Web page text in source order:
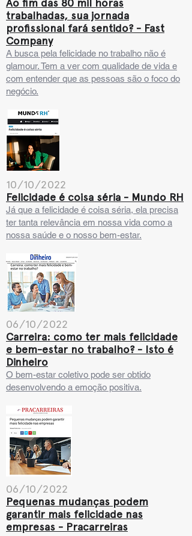
Ao fim das 80 mil horas
trabalhadas, sua jornada
profissional fará sentido? - Fast
Company
A busca pela felicidade no trabalho não é
glamour. Tem a ver com qualidade de vida e
com entender que as pessoas são o foco do
negócio.
10/10/2022
Felicidade é coisa séria - Mundo RH
Já que a felicidade é coisa séria, ela precisa
ter tanta relevância em nossa vida como a
nossa saúde e o nosso bem-estar.
06/10/2022
Carreira: como ter mais felicidade
e bem-estar no trabalho? - Isto é
Dinheiro
O bem-estar coletivo pode ser obtido
desenvolvendo a emoção positiva.
06/10/2022
Pequenas mudanças podem
garantir mais felicidade nas
empresas - Pracarreiras